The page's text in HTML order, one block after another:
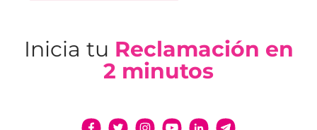
Inicia tu Reclamación en
2 minutos